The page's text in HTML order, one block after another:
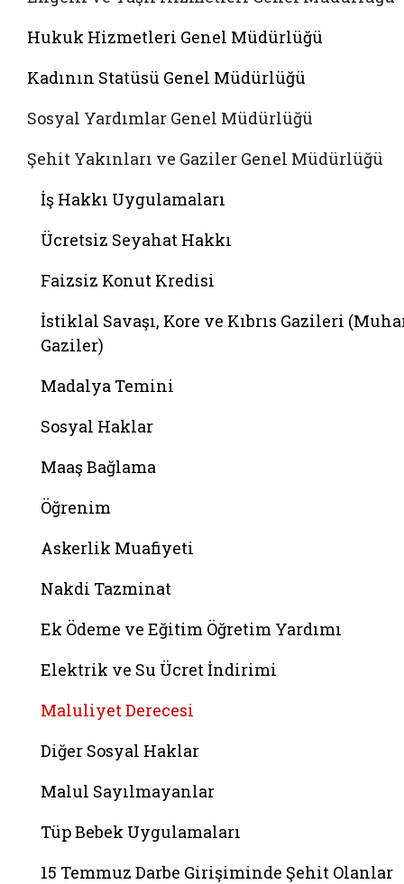
Hukuk Hizmetleri Genel Müdürlüğü
Kadının Statüsü Genel Müdürlüğü
Sosyal Yardımlar Genel Müdürlüğü
Şehit Yakınları ve Gaziler Genel Müdürlüğü
İş Hakkı Uygulamaları
Ücretsiz Seyahat Hakkı
Faizsiz Konut Kredisi
İstiklal Savaşı, Kore ve Kıbrıs Gazileri
Gaziler)
Madalya Temini
Sosyal Haklar
Maaş Bağlama
Öğrenim
Askerlik Muafiyeti
Nakdi Tazminat
Ek Ödeme ve Eğitim Öğretim Yardımı
Elektrik ve Su Ücret İndirimi
Maluliyet Derecesi
Diğer Sosyal Haklar
Malul Sayılmayanlar
Tüp Bebek Uygulamaları
15 Temmuz Darbe Girişiminde Şehit Olanlar